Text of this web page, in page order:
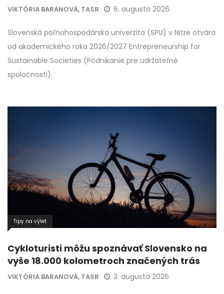
VIKTÓRIA BARANOVÁ, TASR 6. augusta 2026
Slovenská poľnohospodárska univerzita (SPU) v Nitre otvára
od akademického roka 2026/2027 Entrepreneurship for
Sustainable Societies (Podnikanie pre udržateľné
spoločnosti).
Tipy na výlet
Cykloturisti môžu spoznávať Slovensko na
vyše 18.000 kolometroch značených trás
VIKTÓRIA BARANOVÁ, TASR 3. augusta 2026